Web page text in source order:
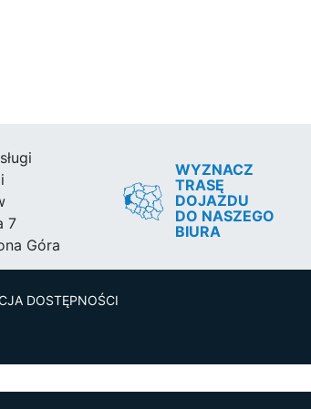
7
Góra
WYZNACZ
TRASĘ
DOJAZDU
DO NASZEGO
BIURA
DOSTĘPNOŚCI